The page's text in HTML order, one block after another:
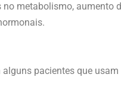
metabolismo, aumento
pacientes que usam